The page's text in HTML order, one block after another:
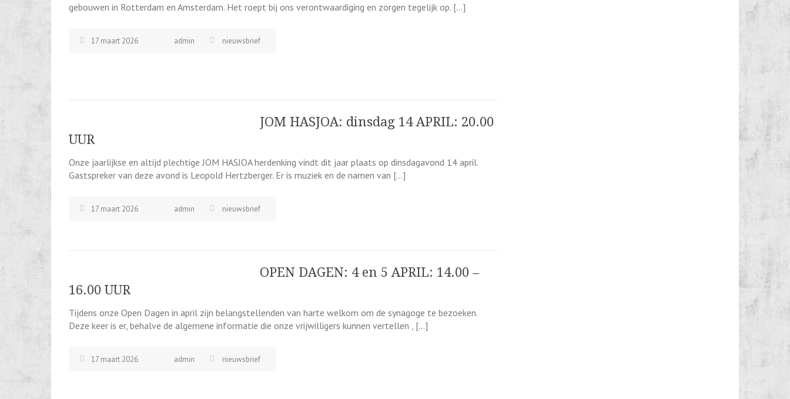
gebouwen in Rotterdam en Amsterdam. Het roept bij ons verontwaardiging en zorgen tegelijk op. […]
17 maart 2026 admin nieuwsbrief
JOM HASJOA: dinsdag 14 APRIL: 20.00
UUR
Onze jaarlijkse en altijd plechtige JOM HASJOA herdenking vindt dit jaar plaats op dinsdagavond 14 april.
Gastspreker van deze avond is Leopold Hertzberger. Er is muziek en de namen van […]
17 maart 2026 admin nieuwsbrief
OPEN DAGEN: 4 en 5 APRIL: 14.00 –
16.00 UUR
Tijdens onze Open Dagen in april zijn belangstellenden van harte welkom om de synagoge te bezoeken.
Deze keer is er, behalve de algemene informatie die onze vrijwilligers kunnen vertellen , […]
17 maart 2026 admin nieuwsbrief